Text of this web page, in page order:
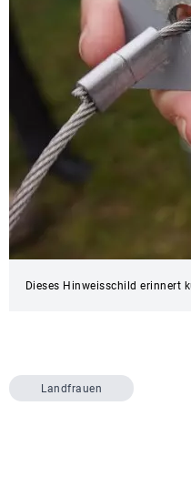
Dieses Hinweisschild erinnert
Landfrauen